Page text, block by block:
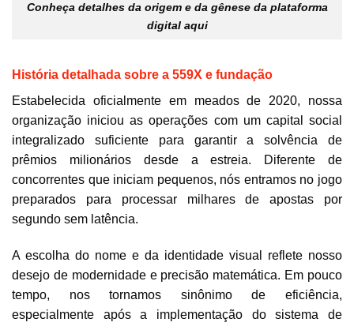
Conheça detalhes da origem e da gênese da plataforma
digital aqui
História detalhada sobre a 559X e fundação
Estabelecida oficialmente em meados de 2020, nossa
organização iniciou as operações com um capital social
integralizado suficiente para garantir a solvência de
prêmios milionários desde a estreia. Diferente de
concorrentes que iniciam pequenos, nós entramos no jogo
preparados para processar milhares de apostas por
segundo sem latência.
A escolha do nome e da identidade visual reflete nosso
desejo de modernidade e precisão matemática. Em pouco
tempo, nos tornamos sinônimo de eficiência,
especialmente após a implementação do sistema de